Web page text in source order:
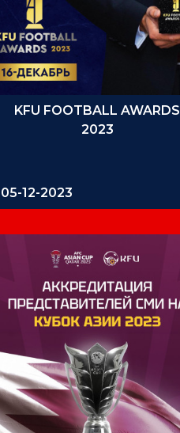
KFU FOOTBALL AWARDS
2023
05-12-2023